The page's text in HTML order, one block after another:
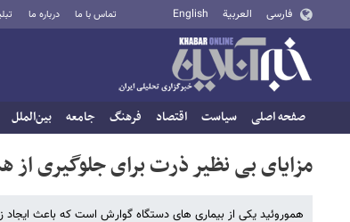
فارسی العربية English تماس با ما درباره ما
صفحه اصلی سیاست اقتصاد فرهنگ جامعه بین‌الملل
مزایای بی نظیر ذرت برای جلوگیری از
هموروئید یکی از بیماری های دستگاه گوارش است که باعث